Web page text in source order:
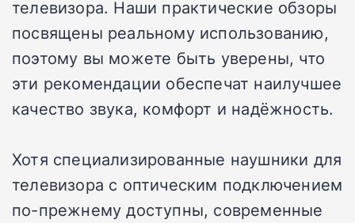
телевизора. Наши практические обзоры
посвящены реальному использованию,
поэтому вы можете быть уверены, что
эти рекомендации обеспечат наилучшее
качество звука, комфорт и надёжность.
Хотя специализированные наушники для
телевизора с оптическим подключением
по-прежнему доступны, современные